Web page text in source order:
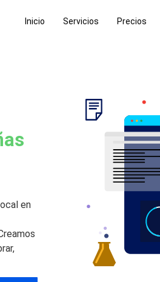
Inicio Servicios Precios
en